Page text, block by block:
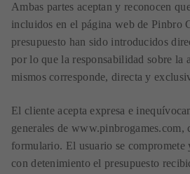
Ambas partes aceptan y reconocen
incluidos en el página web de Pinbro
presupuesto han sido introducidos
por lo que la responsabilidad sobre la
mismos corresponde, directa y
El cliente acepta expresa e
generales de www.pinbrogames.com,
formulario. El usuario se compromete
con detenimiento el presupuesto